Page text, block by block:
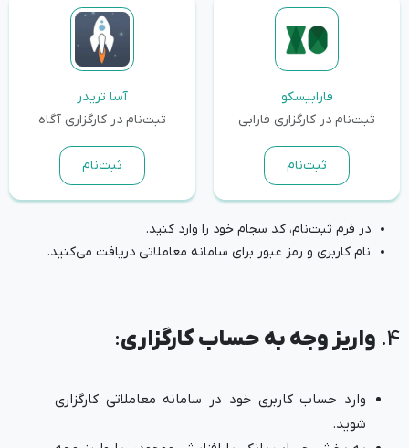
فارابیسکو
ثبت‌نام در کارگزاری فارابی
ثبت‌نام
آسا تریدر
ثبت‌نام در کارگزاری آگاه
ثبت‌نام
در فرم ثبت‌نام، کد سجام خود را وارد کنید.
نام کاربری و رمز عبور برای سامانه معاملاتی دریافت می‌کنید.
4. واریز وجه به حساب کارگزاری:
وارد حساب کاربری خود در سامانه معاملاتی کارگزاری
شوید.